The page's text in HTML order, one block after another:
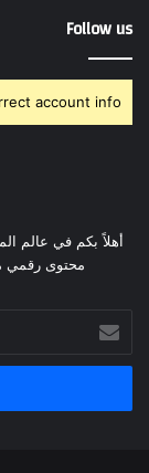
Follow us
account info.
أهلاً بكم في عالم
محتوى رقمي
بريدك
الإلكتروني